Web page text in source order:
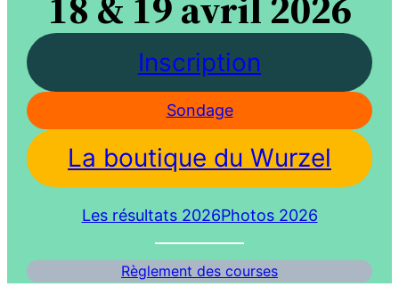
Inscription
Sondage
La boutique du Wurzel
Les résultats 2026Photos 2026
Règlement des courses